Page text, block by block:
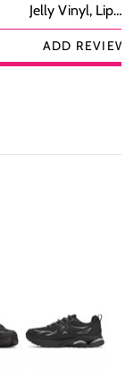
Jelly Vinyl, Lip
Cream Glossy
Ringan
ADD